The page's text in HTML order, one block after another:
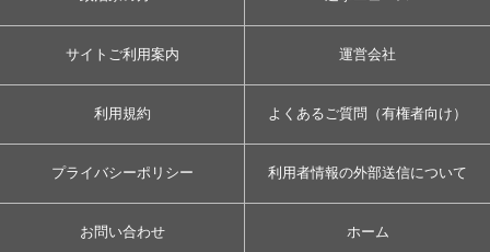
サイトご利用案内 運営会社
利用規約 よくあるご質問（有権者向け）
プライバシーポリシー 利用者情報の外部送信について
お問い合わせ ホーム